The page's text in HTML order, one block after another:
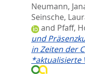
Neumann,
Seinsche,
and Pfaff,
und
in Zeiten der
*aktualisierte